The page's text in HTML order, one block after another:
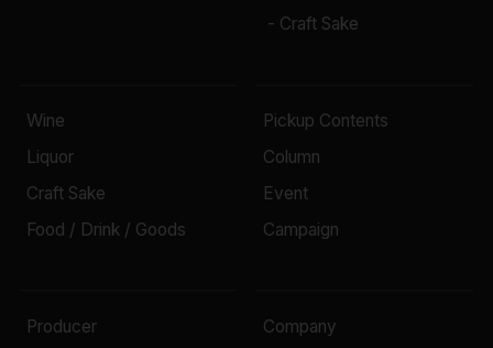
- Craft Sake
Wine
Liquor
Craft Sake
Food / Drink / Goods
Pickup Contents
Column
Event
Campaign
Producer
Company